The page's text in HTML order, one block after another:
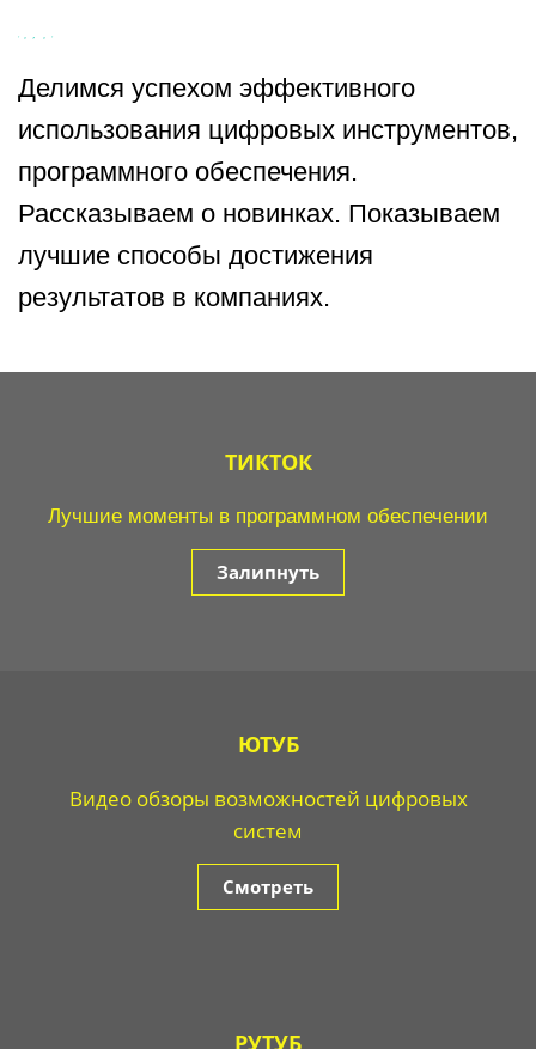
Делимся успехом эффективного
использования цифровых инструментов,
программного обеспечения.
Рассказываем о новинках. Показываем
лучшие способы достижения
результатов в компаниях.
ТИКТОК
Лучшие моменты в программном обеспечении
Залипнуть
ЮТУБ
Видео обзоры возможностей цифровых
систем
Смотреть